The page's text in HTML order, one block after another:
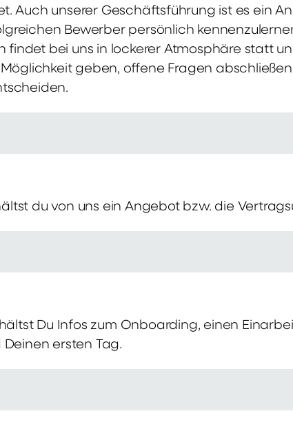
Auch unserer Geschäftsführung ist es ein
Bewerber persönlich
findet bei uns in lockerer Atmosphäre statt
geben, offene Fragen
du von uns ein Angebot bzw. die
Du Infos zum Onboarding, einen
ersten Tag.